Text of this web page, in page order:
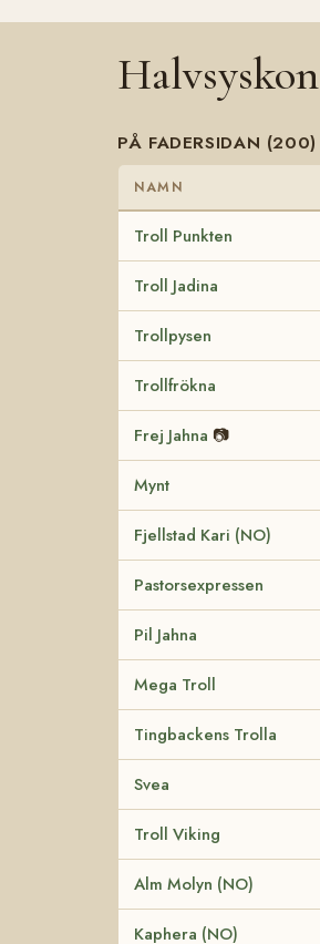
Halvsyskon
PÅ FADERSIDAN (200)
NAMN
Troll Punkten
Troll Jadina
Trollpysen
Trollfrökna
Frej Jahna 📷
Mynt
Fjellstad Kari (NO)
Pastorsexpressen
Pil Jahna
Mega Troll
Tingbackens Trolla
Svea
Troll Viking
Alm Molyn (NO)
Kaphera (NO)